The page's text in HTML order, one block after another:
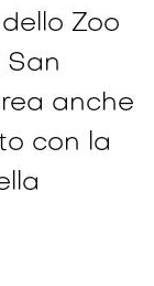
Zoo
San
anche
con la